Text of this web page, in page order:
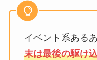
イベント系ある
末は最後の駆け